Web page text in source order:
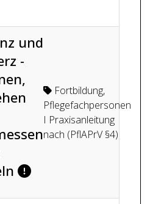
und
-
Fortbildung,
Pflegefachpersonen
I Praxisanleitung
nach (PflAPrV §4)